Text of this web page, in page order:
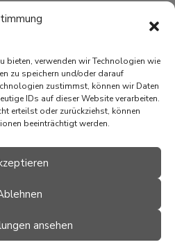
bieten, verwenden wir Technologien wie
zu speichern und/oder darauf
zustimmst, können wir Daten
IDs auf dieser Website verarbeiten.
erteilst oder zurückziehst, können
beeinträchtigt werden.
ansehen
Malerei